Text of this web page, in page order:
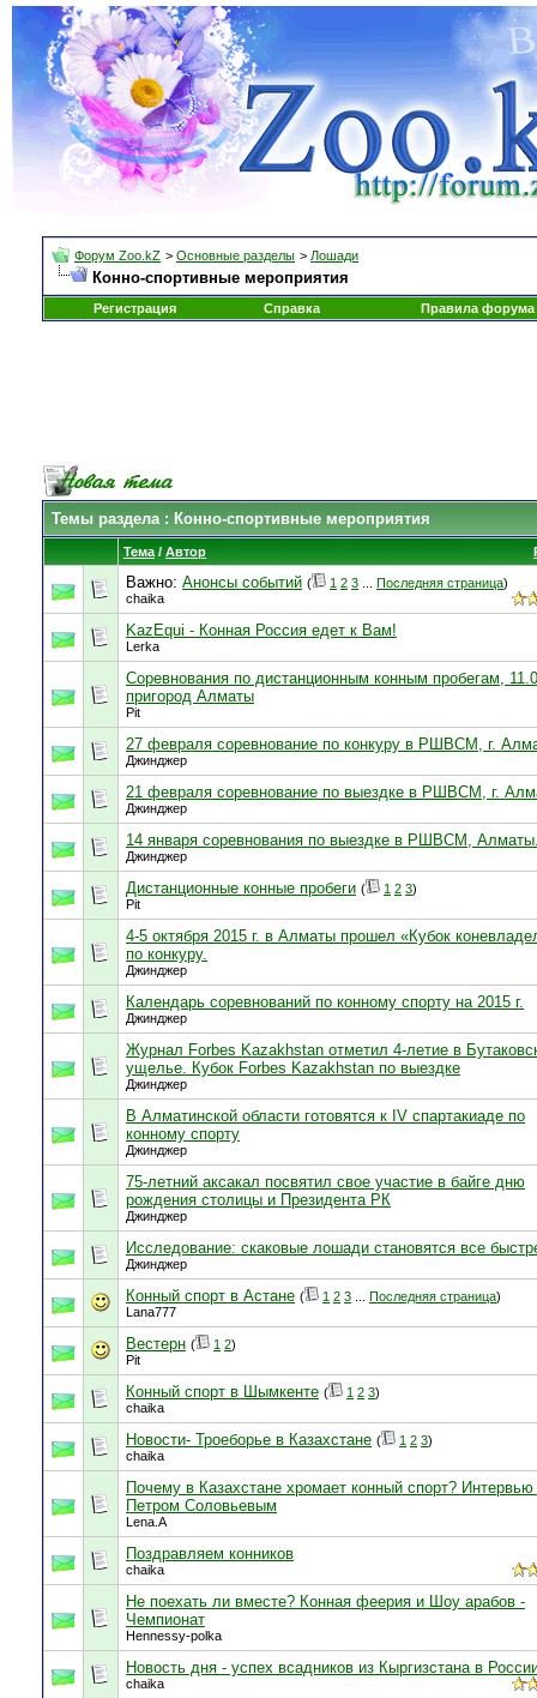
Форум Zoo.kZ > Основные разделы > Лошади
Конно-спортивные мероприятия
Регистрация Справка Правила форума
Темы раздела: Конно-спортивные мероприятия
Тема / Автор
Важно: Анонсы событий ( 1 2 3 Последняя страница)
chaika
KazEqui - Конная Россия едет к Вам!
Lerka
Соревнования по дистанционным конным пробегам,
пригород Алматы
Pit
27 февраля соревнование по конкуру в РШВСМ, г.
Джинджер
21 февраля соревнование по выездке в РШВСМ, г.
Джинджер
14 января соревнования по выездке в РШВСМ,
Джинджер
Дистанционные конные пробеги ( 1 2 3)
Pit
4-5 октября 2015 г. в Алматы прошел «Кубок
по конкуру.
Джинджер
Календарь соревнований по конному спорту на 2015 г.
Джинджер
Журнал Forbes Kazakhstan отметил 4-летие в
ущелье. Кубок Forbes Kazakhstan по выездке
Джинджер
В Алматинской области готовятся к IV спартакиаде по
конному спорту
Джинджер
75-летний аксакал посвятил свое участие в байге дню
рождения столицы и Президента РК
Джинджер
Исследование: скаковые лошади становятся все
Джинджер
Конный спорт в Астане ( 1 2 3 Последняя страница)
Lana777
Вестерн ( 1 2)
Pit
Конный спорт в Шымкенте ( 1 2 3)
chaika
Новости- Троеборье в Казахстане ( 1 2 3)
chaika
Почему в Казахстане хромает конный спорт? Интервью
Петром Соловьевым
Lena.A
Поздравляем конников
chaika
Не поехать ли вместе? Конная феерия и Шоу арабов -
Чемпионат
Hennessy-polka
Новость дня - успех всадников из Кыргизстана в
chaika